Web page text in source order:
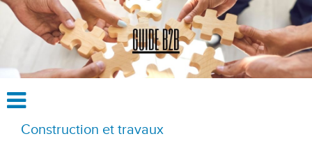
Construction et travaux